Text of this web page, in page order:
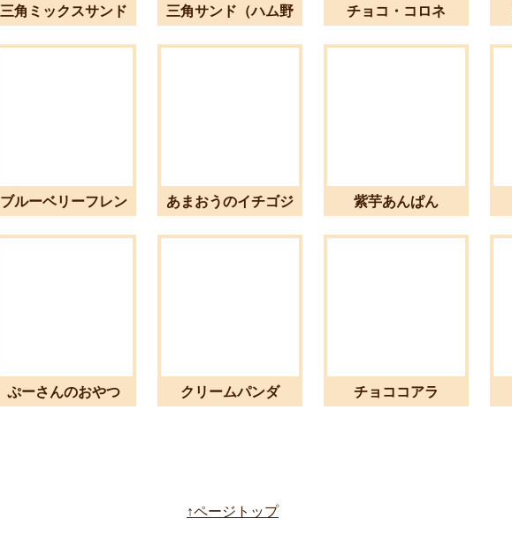
三角ミックスサンド
三角サンド（ハム野
チョコ・コロネ
ブルーベリーフレン
あまおうのイチゴジ
紫芋あんぱん
ぷーさんのおやつ クリームパンダ チョココアラ
↑ページトップ